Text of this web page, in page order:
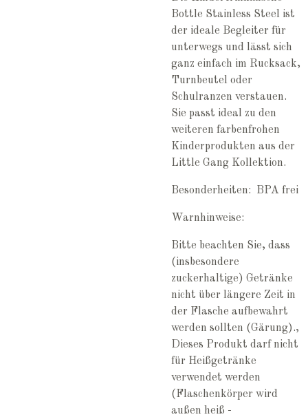
Bottle Stainless Steel ist
der ideale Begleiter für
unterwegs und lässt sich
ganz einfach im Rucksack,
Turnbeutel oder
Schulranzen verstauen.
Sie passt ideal zu den
weiteren farbenfrohen
Kinderprodukten aus der
Little Gang Kollektion.
Besonderheiten: BPA frei
Warnhinweise:
Bitte beachten Sie, dass
(insbesondere
zuckerhaltige) Getränke
nicht über längere Zeit in
der Flasche aufbewahrt
werden sollten (Gärung).,
Dieses Produkt darf nicht
für Heißgetränke
verwendet werden
(Flaschenkörper wird
außen heiß -